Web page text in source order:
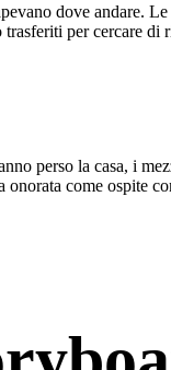
dove andare.
per cercare
perso la casa, i
come ospite